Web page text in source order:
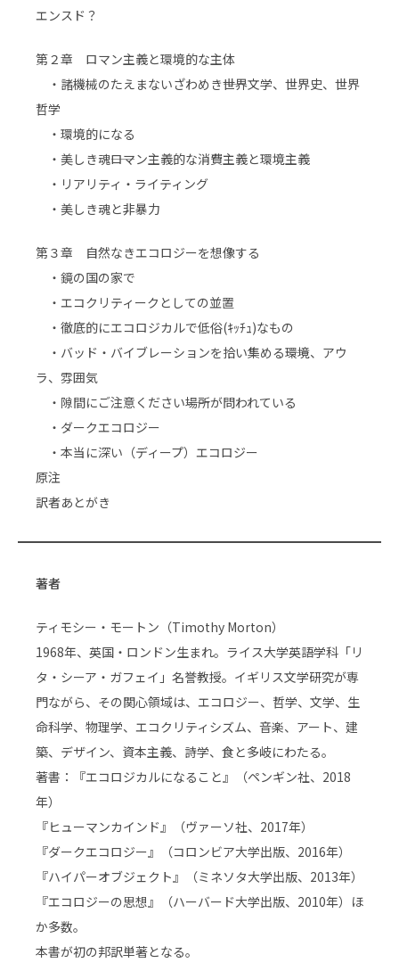
エンスド？
第２章 ロマン主義と環境的な主体
・諸機械のたえまないざわめき――世界文学、世界史、世界
哲学
・環境的になる
・美しき魂――ロマン主義的な消費主義と環境主義
・リアリティ・ライティング
・美しき魂と非暴力
第３章 自然なきエコロジーを想像する
・鏡の国の家で
・エコクリティークとしての並置
・徹底的にエコロジカルで低俗(ｷｯﾁｭ)なもの
・バッド・バイブレーションを拾い集める――環境、アウ
ラ、雰囲気
・隙間にご注意ください――場所が問われている
・ダークエコロジー
・本当に深い（ディープ）エコロジー
原注
訳者あとがき
著者
ティモシー・モートン（Timothy Morton）
1968年、英国・ロンドン生まれ。ライス大学英語学科「リ
タ・シーア・ガフェイ」名誉教授。イギリス文学研究が専
門ながら、その関心領域は、エコロジー、哲学、文学、生
命科学、物理学、エコクリティシズム、音楽、アート、建
築、デザイン、資本主義、詩学、食と多岐にわたる。
著書：『エコロジカルになること』（ペンギン社、2018
年）
『ヒューマンカインド』（ヴァーソ社、2017年）
『ダークエコロジー』（コロンビア大学出版、2016年）
『ハイパーオブジェクト』（ミネソタ大学出版、2013年）
『エコロジーの思想』（ハーバード大学出版、2010年）ほ
か多数。
本書が初の邦訳単著となる。